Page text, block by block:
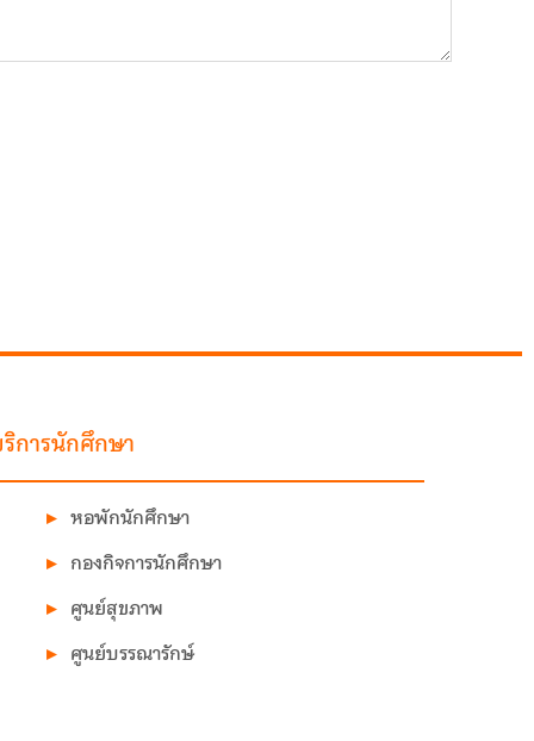
การนักศึกษา
หอพักนักศึกษา
กองกิจการนักศึกษา
ศูนย์สุขภาพ
ศูนย์บรรณารักษ์